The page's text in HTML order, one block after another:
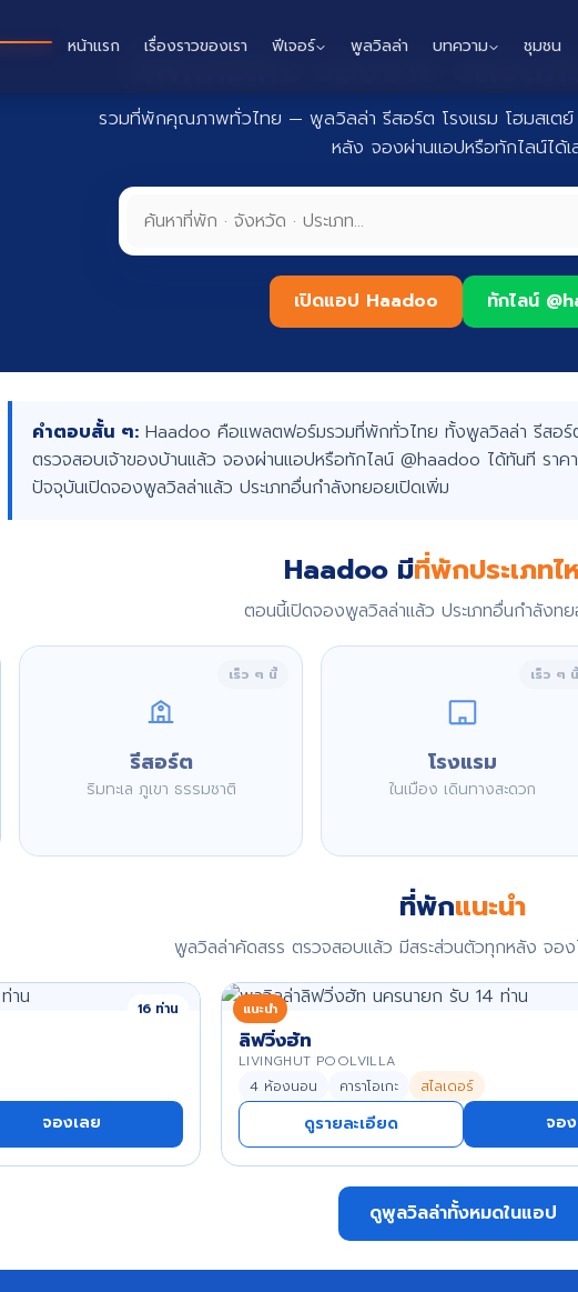
Haadหน้าแรก เรื่องราวของเรา ฟีเจอร์ พูลวิลล่า บทความ ชุมชน
ที่พักทั่วไทย จองง่าย ปลอด
รวมที่พักคุณภาพทั่วไทย — พูลวิลล่า รีสอร์ต โรงแรม โฮมสเตย์
หลัง จองผ่านแอปหรือทักไลน์ได้เ
เปิดแอป Haadoo ทักไลน์
คำตอบสั้น ๆ: Haadoo คือแพลตฟอร์มรวมที่พักทั่วไทย ทั้งพูลวิลล่า รีสอร์
ตรวจสอบเจ้าของบ้านแล้ว จองผ่านแอปหรือทักไลน์ @haadoo ได้ทันที รา
ปัจจุบันเปิดจองพูลวิลล่าแล้ว ประเภทอื่นกำลังทยอยเปิดเพิ่ม
Haadoo มีที่พักประเภทไ
ตอนนี้เปิดจองพูลวิลล่าแล้ว ประเภทอื่นกำลังท
เร็ว ๆ นี้
รีสอร์ต
ริมทะเล ภูเขา ธรรมชาติ
เร็ว ๆ นี้
โรงแรม
ในเมือง เดินทางสะดวก
ที่พักแนะนำ
พูลวิลล่าคัดสรร ตรวจสอบแล้ว มีสระส่วนตัวทุกหลัง จอ
16 ท่าน
จองเลย
แนะนำ
ลิฟวิ่งฮัท
LIVINGHUT POOLVILLA
4 ห้องนอน คาราโอเกะ สไลเดอร์
ดูรายละเอียด จอ
ดูพูลวิลล่าทั้งหมดในแอป